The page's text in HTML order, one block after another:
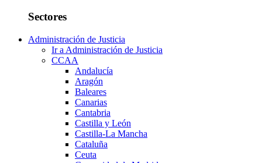
Sectores
Administración de Justicia
Ir a Administración de Justicia
CCAA
Andalucía
Aragón
Baleares
Canarias
Cantabria
Castilla y León
Castilla-La Mancha
Cataluña
Ceuta